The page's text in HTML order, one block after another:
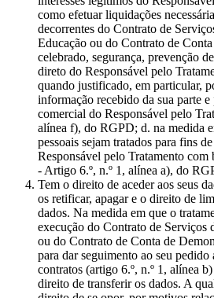
como efetuar liquidações
decorrentes do Contrato de
Educação ou do Contrato de
celebrado, segurança, prevenção
direto do Responsável pelo
quando justificado, em particular,
informação recebido da sua parte
comercial do Responsável pelo
alínea f), do RGPD; d. na medida
pessoais sejam tratados para fins
Responsável pelo Tratamento com
- Artigo 6.º, n.º 1, alínea a), do
Tem o direito de aceder aos seus
os retificar, apagar e o direito de
dados. Na medida em que o
execução do Contrato de Serviços
ou do Contrato de Conta de
para dar seguimento ao seu pedido
contratos (artigo 6.º, n.º 1, alínea
direito de transferir os dados. A